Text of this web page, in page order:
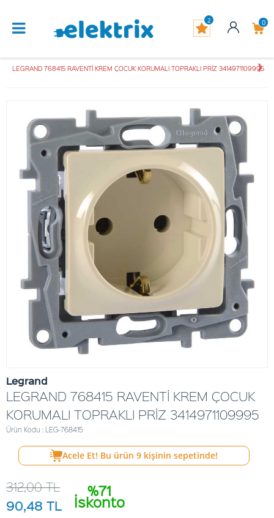
0
2
LEGRAND 768415 RAVENTİ KREM ÇOCUK KORUMALI TOPRAKLI PRİZ 3414971109995
Legrand
LEGRAND 768415 RAVENTİ KREM ÇOCUK
KORUMALI TOPRAKLI PRİZ 3414971109995
Ürün Kodu : LEG-768415
Acele Et! Bu ürün 9 kişinin sepetinde!
%71
İskonto
312,00TL
90,48 TL